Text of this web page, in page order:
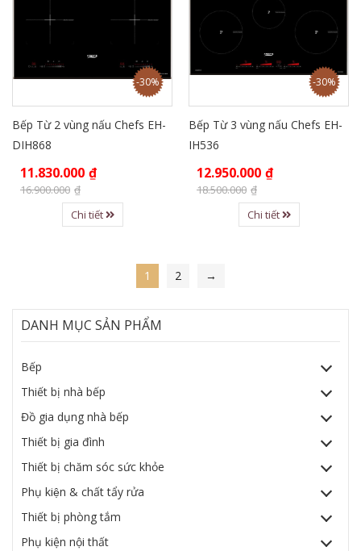
-30%
Bếp Từ 2 vùng nấu Chefs EH-
DIH868
11.830.000 ₫
16.900.000 ₫
Chi tiết
-30%
Bếp Từ 3 vùng nấu Chefs EH-
IH536
12.950.000 ₫
18.500.000 ₫
Chi tiết
1 2 →
DANH MỤC SẢN PHẨM
Bếp
Thiết bị nhà bếp
Đồ gia dụng nhà bếp
Thiết bị gia đình
Thiết bị chăm sóc sức khỏe
Phụ kiện & chất tẩy rửa
Thiết bị phòng tắm
Phụ kiện nội thất